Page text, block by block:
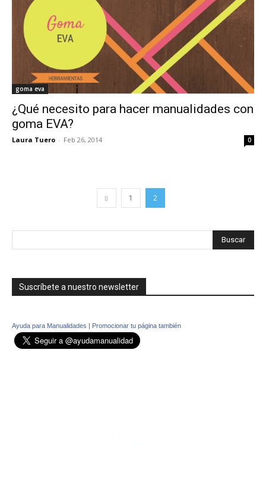
goma eva
¿Qué necesito para hacer manualidades con
goma EVA?
Laura Tuero - Feb 26, 2014 0
1 2
Suscríbete a nuestro newsletter
Ayuda para Manualidades Promocionar tu página también